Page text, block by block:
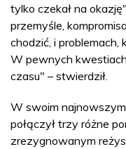
tylko czekał na
przemyśle,
chodzić, i problemach,
W pewnych
czasu" – stwierdził.
W swoim
połączył trzy różne
zrezygnowanym